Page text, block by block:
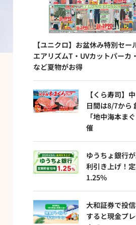
【ユニクロ】お盆休み特別セー
エアリズムT・UVカットパーカ
など夏物がお得
【くら寿司】
日間は8/7から
「地中海本ま
催
ゆうちょ銀行
利引き上げ！
1.25%
大和証券で投
すると現金プ